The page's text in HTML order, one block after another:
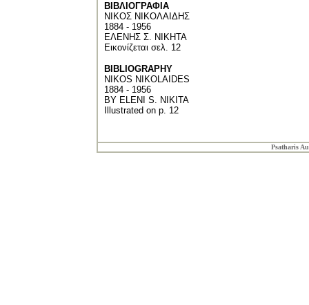
ΒΙΒΛΙΟΓΡΑΦΙΑ
ΝΙΚΟΣ ΝΙΚΟΛΑΙΔΗΣ
1884 - 1956
ΕΛΕΝΗΣ Σ. ΝΙΚΗΤΑ
Εικονίζεται σελ. 12
BIBLIOGRAPHY
NIKOS NIKOLAIDΕS
1884 - 1956
BY ELENI S. NIKITA
Illustrated on p. 12
Psatharis